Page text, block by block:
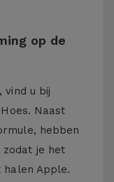
op de
vind u bij
Naast
hebben
zodat je het
halen Apple.